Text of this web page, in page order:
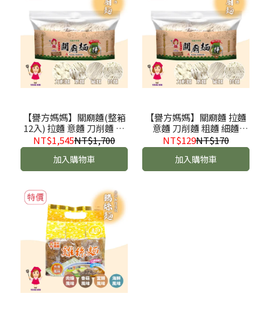
【譽方媽媽】關廟麵(整箱
12入) 拉麵 意麵 刀削麵 粗
麵 細麵
NT$1,545NT$1,700
加入購物車
【譽方媽媽】關廟麵 拉麵
意麵 刀削麵 粗麵 細麵
800g/1000g/1200g
NT$129NT$170
加入購物車